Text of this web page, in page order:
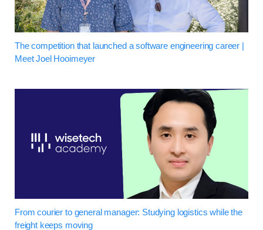
The competition that launched a software engineering career |
Meet Joel Hooimeyer
From courier to general manager: Studying logistics while the
freight keeps moving